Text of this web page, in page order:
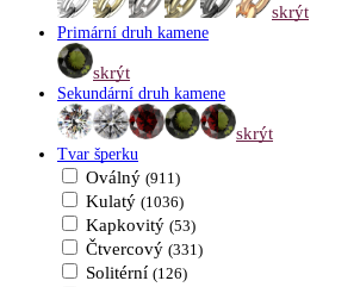
skrýt
Primární druh kamene
skrýt
Sekundární druh kamene
skrýt
Tvar šperku
Oválný (911)
Kulatý (1036)
Kapkovitý (53)
Čtvercový (331)
Solitérní (126)